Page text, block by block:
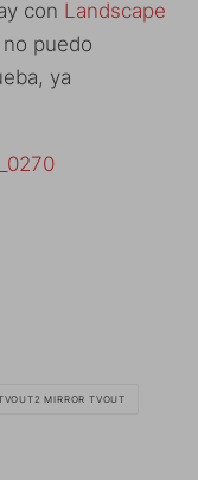
con Landscape
puedo
ya
MIRROR TVOUT